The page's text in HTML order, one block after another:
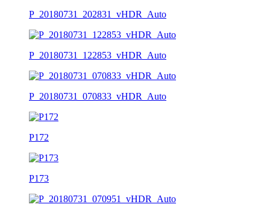
P_20180731_202831_vHDR_Auto
P_20180731_122853_vHDR_Auto
P_20180731_070833_vHDR_Auto
P172
P173